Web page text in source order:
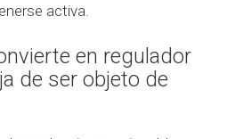
activa.
en regulador
de ser objeto de